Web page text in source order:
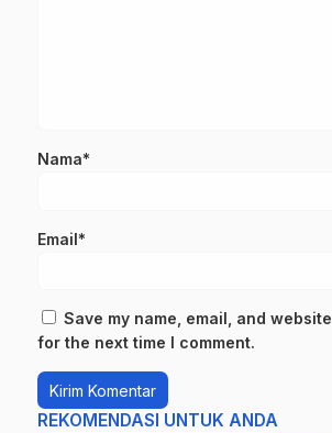
Nama*
Email*
Save my name, email, and
for the next time I comment.
REKOMENDASI UNTUK ANDA